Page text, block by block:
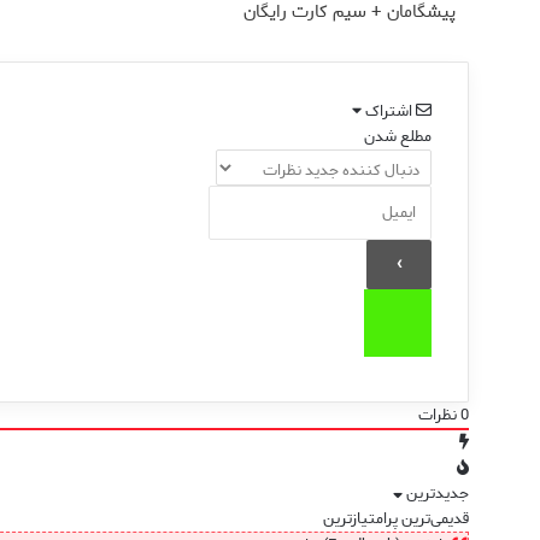
پیشگامان + سیم کارت رایگان
اشتراک
مطلع شدن
0نظرات
جدیدترین
قدیمی‌ترینپرامتیازترین